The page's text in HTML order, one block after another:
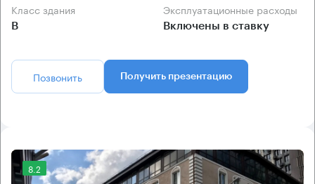
Класс здания
B
Эксплуатационные расходы
Включены в ставку
Позвонить Получить презентацию
8.2